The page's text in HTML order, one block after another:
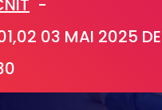
-
01,02 03 MAI 2025